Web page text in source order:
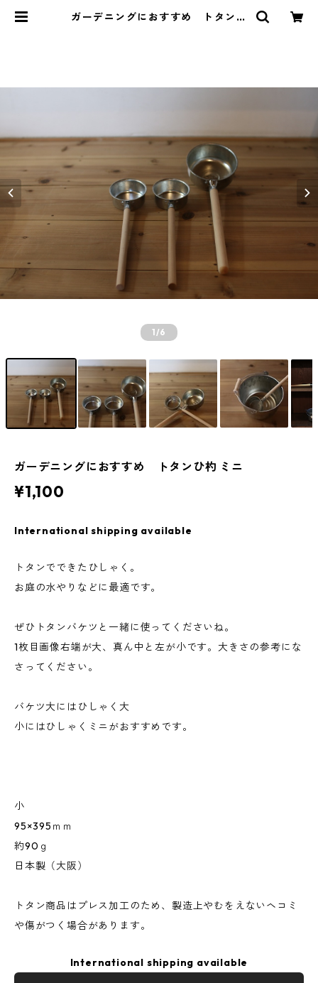
ガーデニングにおすすめ トタンひ
1/6
ガーデニングにおすすめ トタンひ杓 ミニ
¥1,100
International shipping available
トタンでできたひしゃく。
お庭の水やりなどに最適です。
ぜひトタンバケツと一緒に使ってくださいね。
1枚目画像右端が大、真ん中と左が小です。大きさの参考にな
さってください。
バケツ大にはひしゃく大
小にはひしゃくミニがおすすめです。
小
95×395ｍｍ
約90ｇ
日本製（大阪）
トタン商品はプレス加工のため、製造上やむをえないヘコミ
や傷がつく場合があります。
International shipping available